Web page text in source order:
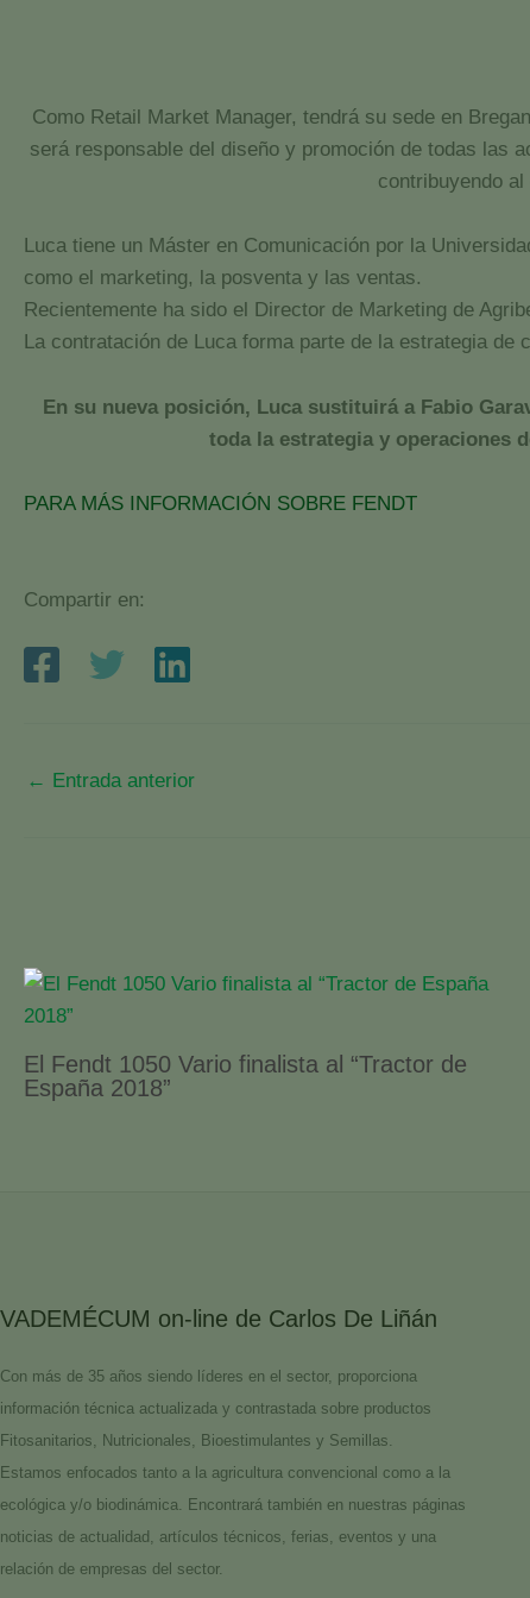
Como Retail Market Manager, tendrá su sede en
será responsable del diseño y promoción de todas las
contribuyendo
Luca tiene un Máster en Comunicación por la
como el marketing, la posventa y las ventas.
Recientemente ha sido el Director de Marketing de
La contratación de Luca forma parte de la estrategia
En su nueva posición, Luca sustituirá a Fabio
toda la estrategia y operaciones
PARA MÁS INFORMACIÓN SOBRE FENDT
Compartir en:
← Entrada anterior
El Fendt 1050 Vario finalista al “Tractor de
España 2018”
VADEMÉCUM on-line de Carlos De Liñán
Con más de 35 años siendo líderes en el sector, proporciona
información técnica actualizada y contrastada sobre productos
Fitosanitarios, Nutricionales, Bioestimulantes y Semillas.
Estamos enfocados tanto a la agricultura convencional como a la
ecológica y/o biodinámica. Encontrará también en nuestras páginas
noticias de actualidad, artículos técnicos, ferias, eventos y una
relación de empresas del sector.